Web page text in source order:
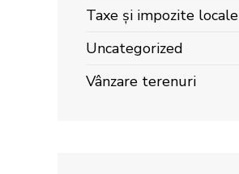
Taxe și impozite locale
Uncategorized
Vânzare terenuri